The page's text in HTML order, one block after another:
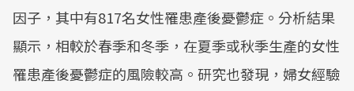
因子，其中有817名女性罹患產後憂鬱症。分析結果
顯示，相較於春季和冬季，在夏季或秋季生產的女性
罹患產後憂鬱症的風險較高。研究也發現，婦女經驗